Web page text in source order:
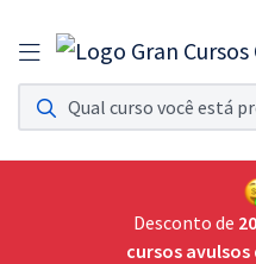
Assinatura Ilimitada 11
Acesso a todos os cursos. Teste
Assinatura OAB Até Passar
Acesso ilimitado a toda preparação
Desconto de
cursos avulsos